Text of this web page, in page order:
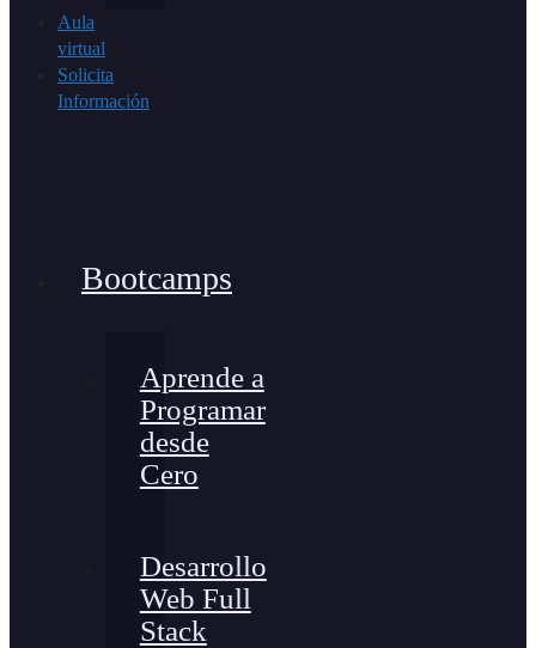
Aula
virtual
Solicita
Información
Bootcamps
Aprende a
Programar
desde
Cero
Desarrollo
Web Full
Stack